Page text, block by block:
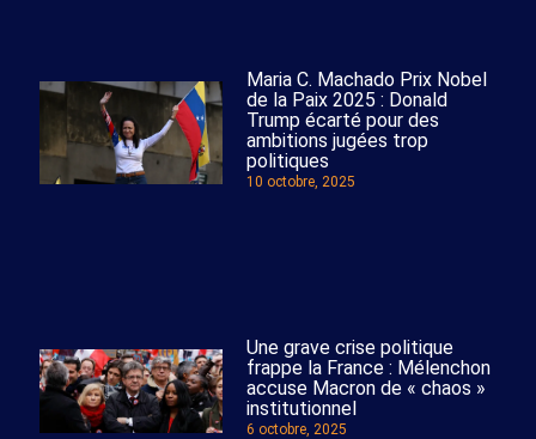
Maria C. Machado Prix Nobel
de la Paix 2025 : Donald
Trump écarté pour des
ambitions jugées trop
politiques
10 octobre, 2025
Une grave crise politique
frappe la France : Mélenchon
accuse Macron de « chaos »
institutionnel
6 octobre, 2025